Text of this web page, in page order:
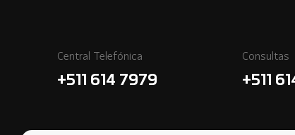
Central Telefónica
+511 614 7979
Consultas
+511